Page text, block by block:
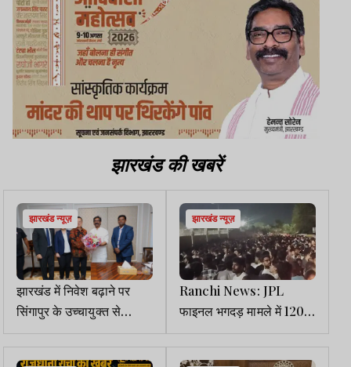
झारखंड की खबरें
झारखंड न्यूज़
झारखंड में निवेश बढ़ाने पर
सिंगापुर के उच्चायुक्त से
मुख्यमंत्री हेमंत सोरेन की अहम
वार्ता
झारखंड न्यूज़
Ranchi News: JPL
फाइनल भगदड़ मामले में 120
अज्ञात लोगों पर FIR, CCTV
फुटेज से होगी पहचान